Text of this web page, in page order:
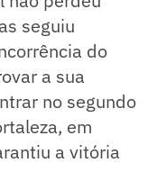
seguiu
do
a sua
no segundo
em
a vitória